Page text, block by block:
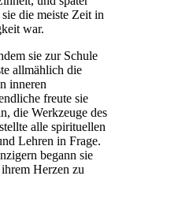
die meiste Zeit in
war.
sie zur Schule
allmählich die
inneren
freute sie
die Werkzeuge des
alle spirituellen
Lehren in Frage.
begann sie
Herzen zu